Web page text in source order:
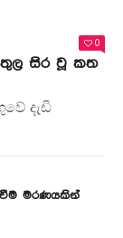
0
සිර වූ කත
දැඩි
මරණයකින්